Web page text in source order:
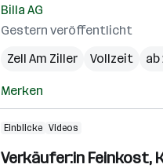
Billa AG
Gestern veröffentlicht
Zell Am Ziller
Vollzeit
Merken
Einblicke Videos
Verkäufer:in Feinkost,